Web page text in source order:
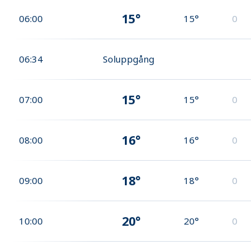
06:00 15° 15° 0
06:34 Soluppgång
07:00 15° 15° 0
08:00 16° 16° 0
09:00 18° 18° 0
10:00 20° 20° 0